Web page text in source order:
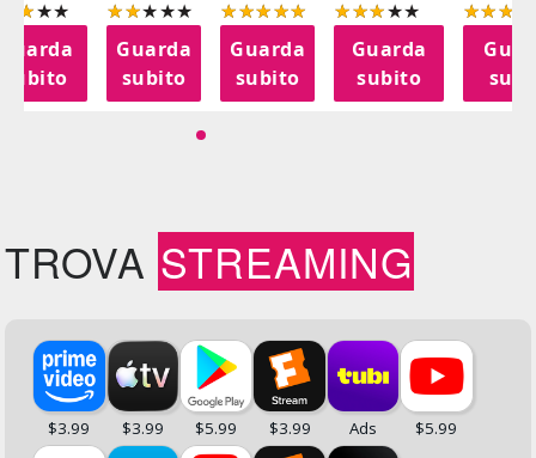
subito
Guarda
subito
Guarda
subito
Guarda
subito
TROVA STREAMING